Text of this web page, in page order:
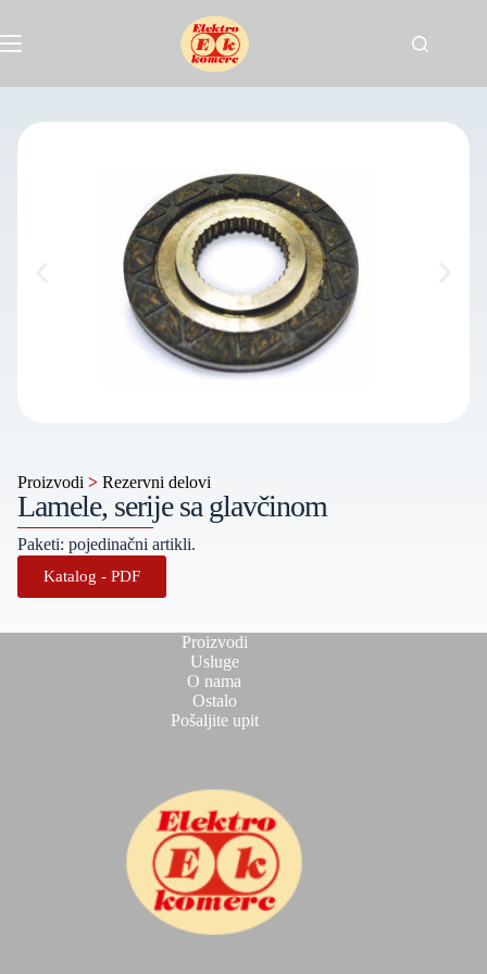
Proizvodi > Rezervni delovi
Lamele, serije sa glavčinom
Paketi: pojedinačni artikli.
Katalog - PDF
Proizvodi
Usluge
O nama
Ostalo
Pošaljite upit